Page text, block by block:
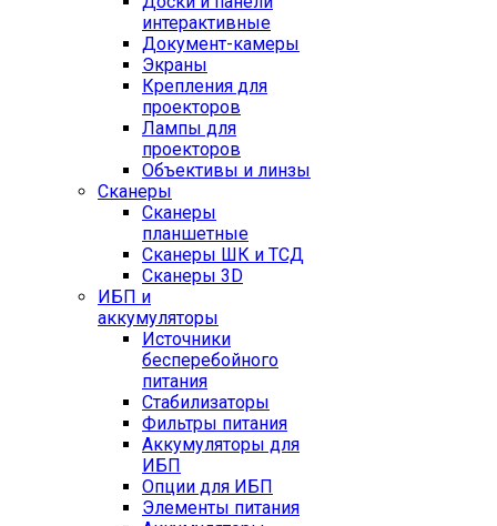
интерактивные
Документ-камеры
Экраны
Крепления для
проекторов
Лампы для
проекторов
Объективы и линзы
Сканеры
Сканеры
планшетные
Сканеры ШК и ТСД
Сканеры 3D
ИБП и
аккумуляторы
Источники
бесперебойного
питания
Стабилизаторы
Фильтры питания
Аккумуляторы для
ИБП
Опции для ИБП
Элементы питания